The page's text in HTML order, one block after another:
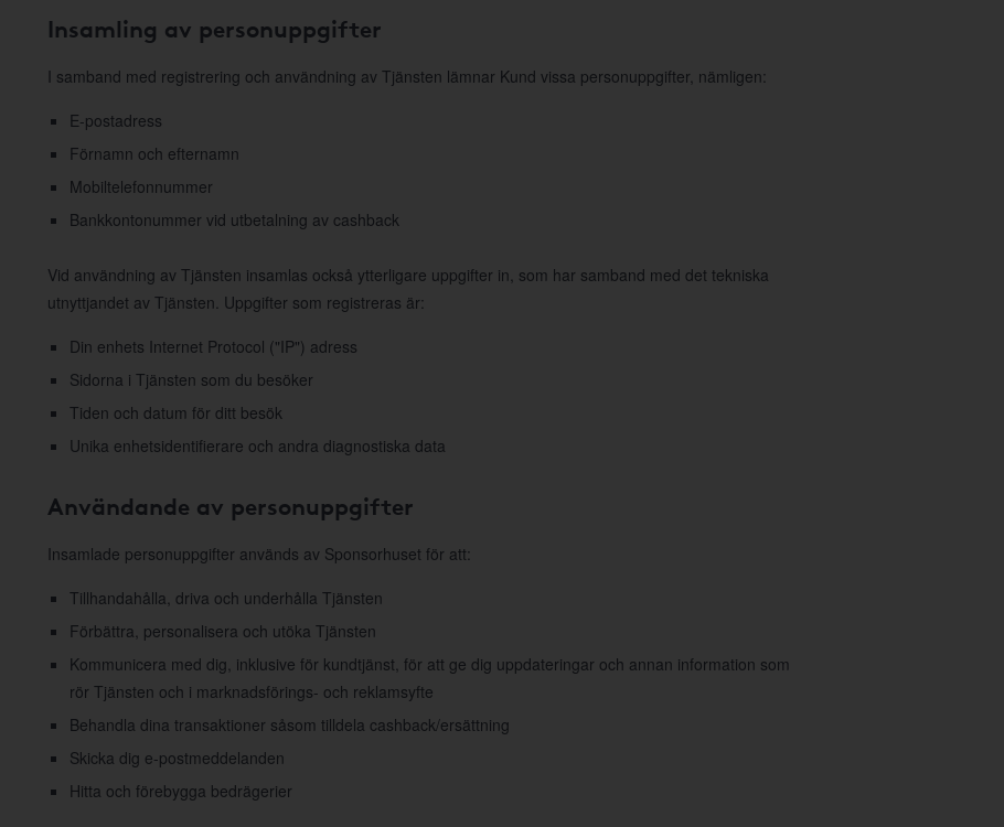
Insamling av personuppgifter
I samband med registrering och användning av Tjänsten lämnar Kund vissa personuppgifter, nämligen:
E-postadress
Förnamn och efternamn
Mobiltelefonnummer
Bankkontonummer vid utbetalning av cashback
Vid användning av Tjänsten insamlas också ytterligare uppgifter in, som har samband med det tekniska
utnyttjandet av Tjänsten. Uppgifter som registreras är:
Din enhets Internet Protocol ("IP") adress
Sidorna i Tjänsten som du besöker
Tiden och datum för ditt besök
Unika enhetsidentifierare och andra diagnostiska data
Användande av personuppgifter
Insamlade personuppgifter används av Sponsorhuset för att:
Tillhandahålla, driva och underhålla Tjänsten
Förbättra, personalisera och utöka Tjänsten
Kommunicera med dig, inklusive för kundtjänst, för att ge dig uppdateringar och annan information som
rör Tjänsten och i marknadsförings- och reklamsyfte
Behandla dina transaktioner såsom tilldela cashback/ersättning
Skicka dig e-postmeddelanden
Hitta och förebygga bedrägerier